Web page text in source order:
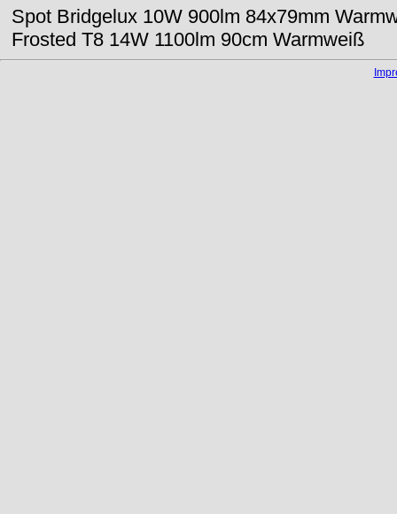
Spot Bridgelux 10W 900lm 84x79mm
Frosted T8 14W 1100lm 90cm Warmweiß